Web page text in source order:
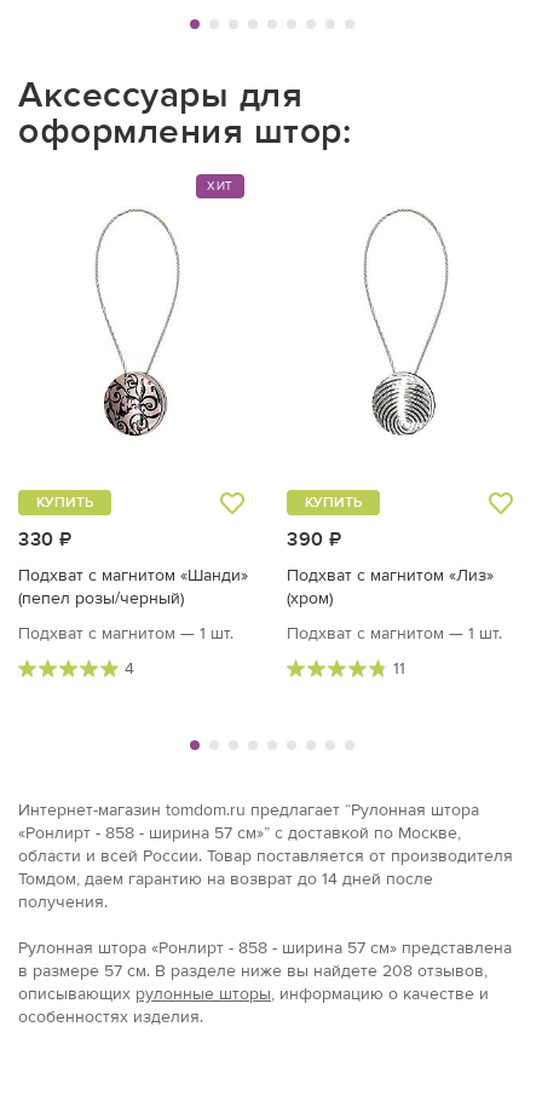
Аксессуары для
оформления штор:
ХИТ
330 ₽
КУПИТЬ
Подхват с магнитом «Шанди»
(пепел розы/черный)
Подхват с магнитом — 1 шт.
4
390 ₽
КУПИТЬ
Подхват с магнитом «Лиз»
(хром)
Подхват с магнитом — 1 шт.
11
Интернет-магазин tomdom.ru предлагает “Рулонная штора
«Ронлирт - 858 - ширина 57 см»” с доставкой по Москве,
области и всей России. Товар поставляется от производителя
Томдом, даем гарантию на возврат до 14 дней после
получения.
Рулонная штора «Ронлирт - 858 - ширина 57 см» представлена
в размерe 57 см. В разделе ниже вы найдете 208 отзывов,
описывающих рулонные шторы, информацию о качестве и
особенностях изделия.